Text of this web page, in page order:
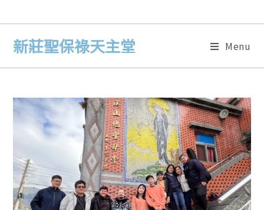
新莊聖保祿天主堂 Menu